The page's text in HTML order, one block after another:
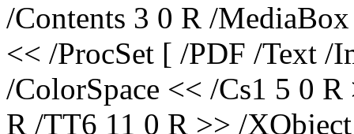
/Contents 3 0 R /
<< /ProcSet [ /PDF /Text /
/ColorSpace << /Cs1 5 0
R /TT6 11 0 R >> /